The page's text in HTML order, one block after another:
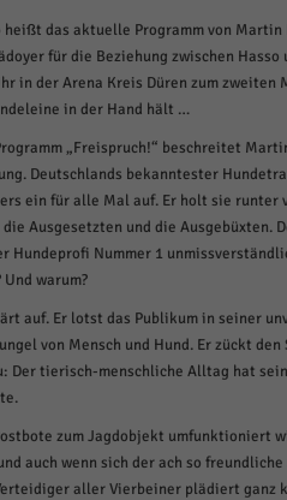
heißt das aktuelle Programm von
für die Beziehung zwischen
in der Arena Kreis Düren zum
in der Hand hält …
„Freispruch!“ beschreitet
Deutschlands bekanntester
ein für alle Mal auf. Er holt sie runter
Ausgesetzten und die Ausgebüxten.
Hundeprofi Nummer 1
warum?
auf. Er lotst das Publikum in seiner
von Mensch und Hund. Er zückt
Der tierisch-menschliche Alltag hat
zum Jagdobjekt umfunktioniert
auch wenn sich der ach so
aller Vierbeiner plädiert ganz
Essenziell (1)
Essenzielle
Statistiken
Statistik Cookies
wie unsere
Marketing
Marketing-
Externe